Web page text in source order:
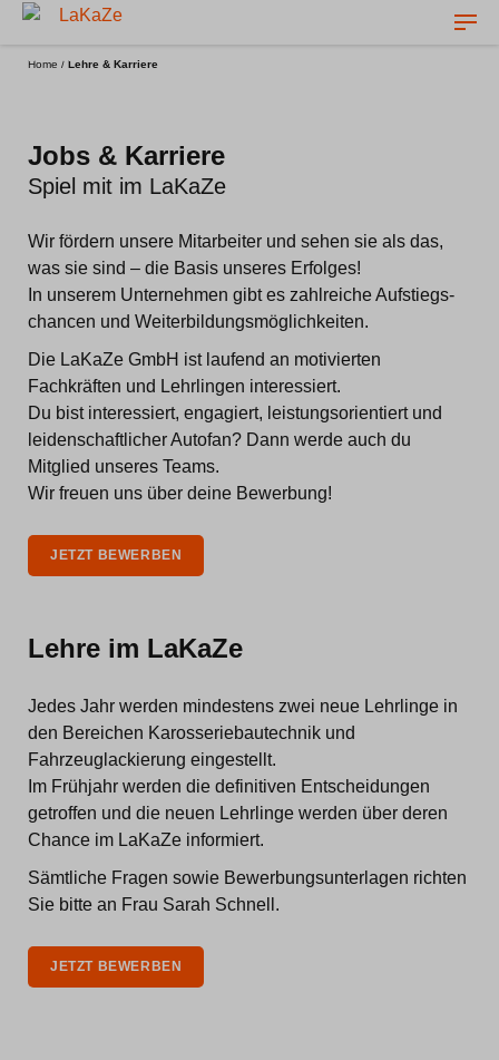
Home / Lehre & Karriere
Lehre & Karriere
Jobs & Karriere
Spiel mit im LaKaZe
Wir fördern unsere Mitarbeiter und sehen sie als das,
was sie sind – die Basis unseres Erfolges!
In unserem Unternehmen gibt es zahlreiche Aufstiegs­
chancen und Weiter­bildungs­möglichkeiten.
Die LaKaZe GmbH ist laufend an motivierten
Fachkräften und Lehrlingen interessiert.
Du bist interessiert, engagiert, leistungs­orientiert und
leiden­schaftlicher Autofan? Dann werde auch du
Mitglied unseres Teams.
Wir freuen uns über deine Bewerbung!
JETZT BEWERBEN
Lehre im LaKaZe
Jedes Jahr werden mindestens zwei neue Lehrlinge in
den Bereichen Karosseriebautechnik und
Fahrzeuglackierung eingestellt.
Im Frühjahr werden die definitiven Entscheidungen
getroffen und die neuen Lehrlinge werden über deren
Chance im LaKaZe informiert.
Sämtliche Fragen sowie Bewerbungsunterlagen richten
Sie bitte an Frau Sarah Schnell.
JETZT BEWERBEN